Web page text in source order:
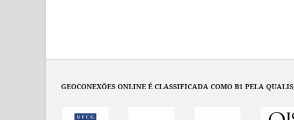
GEOCONEXÕES ONLINE É CLASSIFICADA COMO B1 PELA